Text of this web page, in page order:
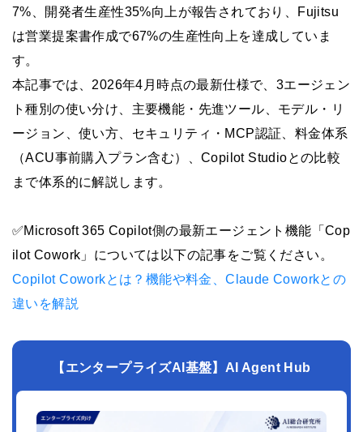
7%、開発者生産性35%向上が報告されており、Fujitsu
は営業提案書作成で67%の生産性向上を達成していま
す。
本記事では、2026年4月時点の最新仕様で、3エージェン
ト種別の使い分け、主要機能・先進ツール、モデル・リ
ージョン、使い方、セキュリティ・MCP認証、料金体系
（ACU事前購入プラン含む）、Copilot Studioとの比較
まで体系的に解説します。
✅Microsoft 365 Copilot側の最新エージェント機能「Cop
ilot Cowork」については以下の記事をご覧ください。
Copilot Coworkとは？機能や料金、Claude Coworkとの
違いを解説
【エンタープライズAI基盤】AI Agent Hub